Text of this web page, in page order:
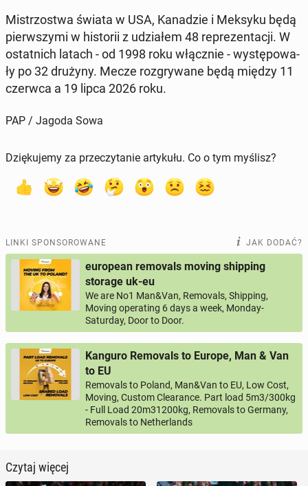
Mi­strzo­stwa świata w USA, Ka­na­dzie i Meksyku będą
pierw­szy­mi w hi­sto­rii z udzia­łem 48 re­pre­zen­ta­cji. W
ostat­nich latach - od 1998 roku włącz­nie - wy­stę­po­wa­
ły po 32 drużyny. Mecze roz­gry­wa­ne będą między 11
czerwca a 19 lipca 2026 roku.
PAP / Jagoda Sowa
Dziękujemy za przeczytanie artykułu. Co o tym myślisz?
LINKI SPONSOROWANE JAK DODAĆ?
european removals moving shipping
storage uk-eu
We are No1 Man&Van, Removals, Shipping,
Moving operating 6 days a week, Monday-
Saturday, Door to Door.
Kanguro Removals to Europe, Man & Van
to EU
Removals to Poland, Man&Van to EU, Low Cost,
Moving, Custom Clearance. Part load 5m3/300kg
- Full Load 20m31200kg, Removals to Germany,
Removals to Netherlands
Czytaj więcej